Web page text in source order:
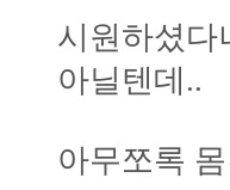
시원하셨다
아닐텐데..
아무쪼록